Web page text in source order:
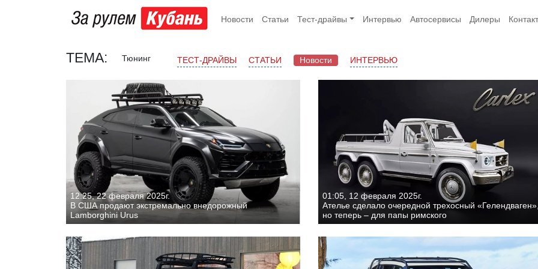
Новости Статьи Тест-драйвы Интервью Автосервисы Дилеры
ТЕМА: Тюнинг ТЕСТ-ДРАЙВЫ СТАТЬИ Новости ИНТЕРВЬЮ
12:25, 22 февраля 2025г.
В США продают экстремально внедорожный
Lamborghini Urus
01:05, 12 февраля 2025г.
Ателье сделало очередной трехосный
но теперь – для папы римского